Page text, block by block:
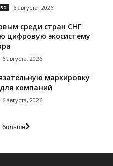
6 августа, 2026
среди стран СНГ
цифровую экосистему
6 августа, 2026
маркировку
компаний
6 августа, 2026
больше